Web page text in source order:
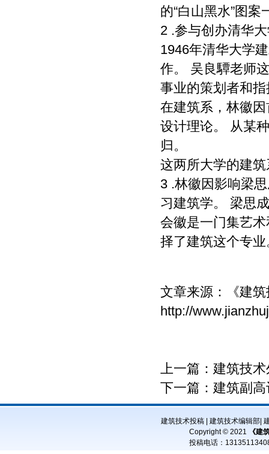
的“白山黑水”图案
2 .参与创办清华
1946年清华大学
作。 吴良驔老师
事业的策划者和
在建筑系，林徽
设计理论。 从某
归。
这两所大学的建
3 .林徽因影响梁
习建筑学。 梁思
会徽是一门集艺
择了建筑这个专
文章来源：
《建
http://
上一篇： 建筑技
下一篇： 建筑副
建筑技术投稿| 建筑技术编辑部|
Copyright © 2021
《建
投稿电话：